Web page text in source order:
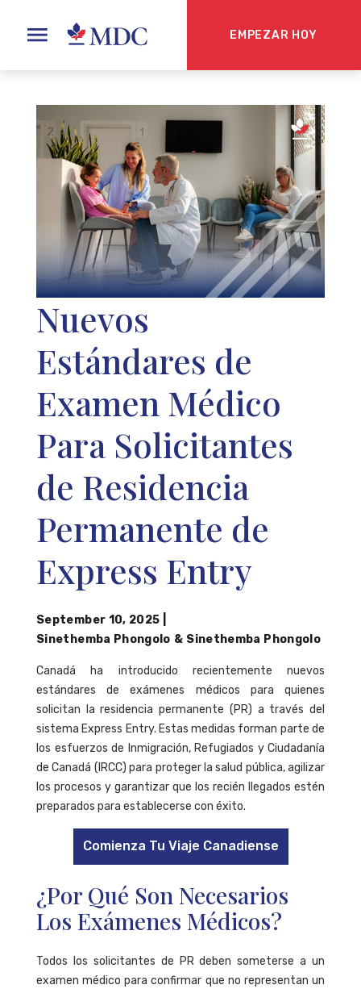
EMPEZAR HOY
Nuevos
Estándares de
Examen Médico
Para Solicitantes
de Residencia
Permanente de
Express Entry
September 10, 2025
Sinethemba Phongolo & Sinethemba Phongolo
Canadá ha introducido recientemente nuevos
estándares de exámenes médicos para quienes
solicitan la residencia permanente (PR) a través del
sistema Express Entry. Estas medidas forman parte de
los esfuerzos de Inmigración, Refugiados y Ciudadanía
de Canadá (IRCC) para proteger la salud pública, agilizar
los procesos y garantizar que los recién llegados estén
preparados para establecerse con éxito.
Comienza Tu Viaje Canadiense
¿Por Qué Son Necesarios
Los Exámenes Médicos?
Todos los solicitantes de PR deben someterse a un
examen médico para confirmar que no representan un